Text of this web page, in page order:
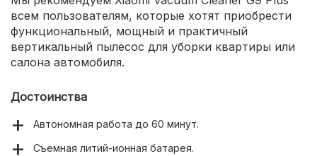
всем пользователям, которые хотят приобрести
функциональный, мощный и практичный
вертикальный пылесос для уборки квартиры или
салона автомобиля.
Достоинства
Автономная работа до 60 минут.
Съемная литий-ионная батарея.